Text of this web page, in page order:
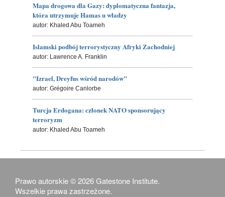
Mapa drogowa dla Gazy: dyplomatyczna fantazja,
która utrzymuje Hamas u władzy
autor: Khaled Abu Toameh
Islamski podbój terrorystyczny Afryki Zachodniej
autor: Lawrence A. Franklin
"Izrael, Dreyfus wśród narodów"
autor: Grégoire Canlorbe
Turcja Erdogana: członek NATO sponsorujący
terroryzm
autor: Khaled Abu Toameh
Prawo autorskie © 2026 Gatestone Institute.
Wszelkie prawa zastrzeżone.